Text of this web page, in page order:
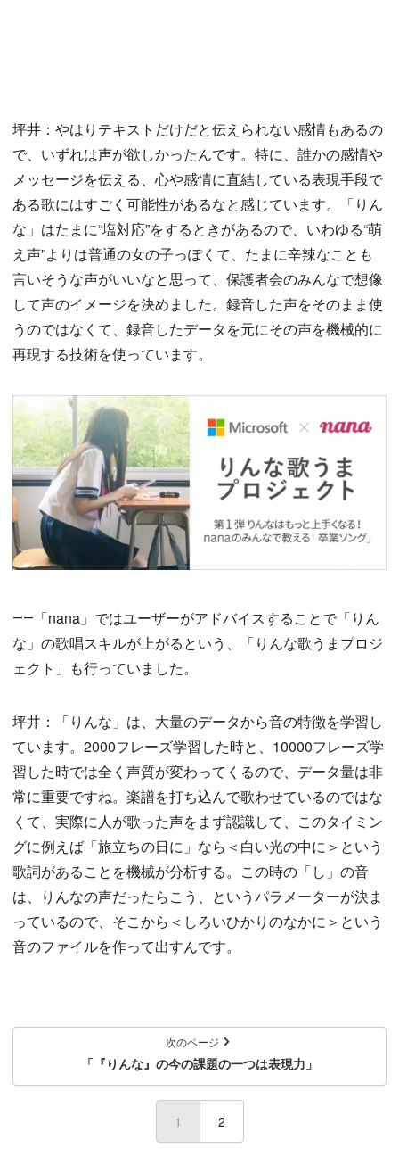
坪井：やはりテキストだけだと伝えられない感情もあるの
で、いずれは声が欲しかったんです。特に、誰かの感情や
メッセージを伝える、心や感情に直結している表現手段で
ある歌にはすごく可能性があるなと感じています。「りん
な」はたまに“塩対応”をするときがあるので、いわゆる“萌
え声”よりは普通の女の子っぽくて、たまに辛辣なことも
言いそうな声がいいなと思って、保護者会のみんなで想像
して声のイメージを決めました。録音した声をそのまま使
うのではなくて、録音したデータを元にその声を機械的に
再現する技術を使っています。
――「nana」ではユーザーがアドバイスすることで「りん
な」の歌唱スキルが上がるという、「りんな歌うまプロジ
ェクト」も行っていました。
坪井：「りんな」は、大量のデータから音の特徴を学習し
ています。2000フレーズ学習した時と、10000フレーズ学
習した時では全く声質が変わってくるので、データ量は非
常に重要ですね。楽譜を打ち込んで歌わせているのではな
くて、実際に人が歌った声をまず認識して、このタイミン
グに例えば「旅立ちの日に」なら＜白い光の中に＞という
歌詞があることを機械が分析する。この時の「し」の音
は、りんなの声だったらこう、というパラメーターが決ま
っているので、そこから＜しろいひかりのなかに＞という
音のファイルを作って出すんです。
次のページ
「『りんな』の今の課題の一つは表現力」
1 (current)
2